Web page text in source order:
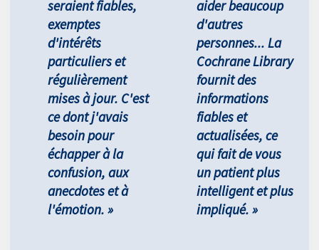
seraient fiables,
exemptes
d'intérêts
particuliers et
régulièrement
mises à jour. C'est
ce dont j'avais
besoin pour
échapper à la
confusion, aux
anecdotes et à
l'émotion. »
aider beaucoup
d'autres
personnes... La
Cochrane Library
fournit des
informations
fiables et
actualisées, ce
qui fait de vous
un patient plus
intelligent et plus
impliqué. »